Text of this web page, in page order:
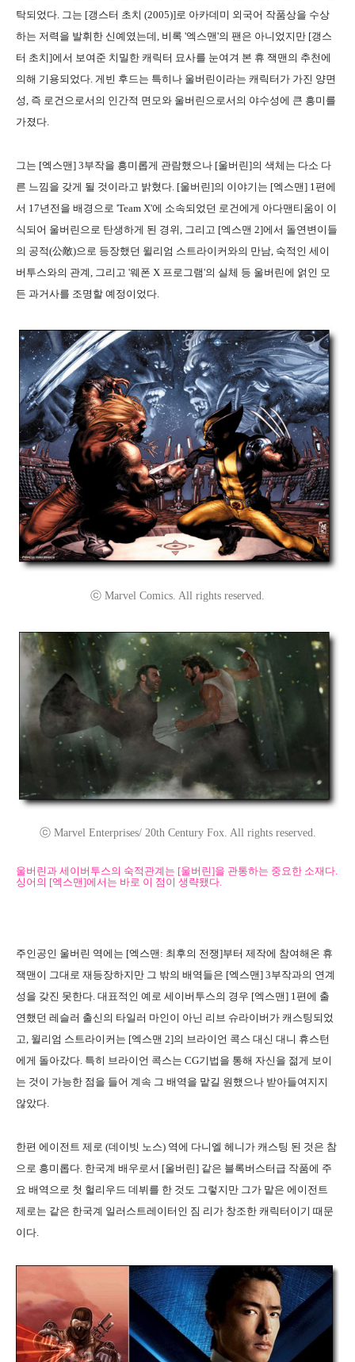
탁되었다. 그는 [갱스터 초치 (2005)]로 아카데미 외국어 작품상을 수상
하는 저력을 발휘한 신예였는데, 비록 '엑스맨'의 팬은 아니었지만 [갱스
터 초치]에서 보여준 치밀한 캐릭터 묘사를 눈여겨 본 휴 잭맨의 추천에
의해 기용되었다. 게빈 후드는 특히나 울버린이라는 캐릭터가 가진 양면
성, 즉 로건으로서의 인간적 면모와 울버린으로서의 야수성에 큰 흥미를
가졌다.
그는 [엑스맨] 3부작을 흥미롭게 관람했으나 [울버린]의 색체는 다소 다
른 느낌을 갖게 될 것이라고 밝혔다. [울버린]의 이야기는 [엑스맨] 1편에
서 17년전을 배경으로 'Team X'에 소속되었던 로건에게 아다맨티움이 이
식되어 울버린으로 탄생하게 된 경위, 그리고 [엑스맨 2]에서 돌연변이들
의 공적(公敵)으로 등장했던 윌리엄 스트라이커와의 만남, 숙적인 세이
버투스와의 관계, 그리고 '웨폰 X 프로그램'의 실체 등 울버린에 얽인 모
든 과거사를 조명할 예정이었다.
ⓒ Marvel Comics. All rights reserved.
ⓒ Marvel Enterprises/ 20th Century Fox. All rights reserved.
울버린과 세이버투스의 숙적관계는 [울버린]을 관통하는 중요한 소재다.
싱어의 [엑스맨]에서는 바로 이 점이 생략됐다.
주인공인 울버린 역에는 [엑스맨: 최후의 전쟁]부터 제작에 참여해온 휴
잭맨이 그대로 재등장하지만 그 밖의 배역들은 [엑스맨] 3부작과의 연계
성을 갖진 못한다. 대표적인 예로 세이버투스의 경우 [엑스맨] 1편에 출
연했던 레슬러 출신의 타일러 마인이 아닌 리브 슈라이버가 캐스팅되었
고, 윌리엄 스트라이커는 [엑스맨 2]의 브라이언 콕스 대신 대니 휴스턴
에게 돌아갔다. 특히 브라이언 콕스는 CG기법을 통해 자신을 젊게 보이
는 것이 가능한 점을 들어 계속 그 배역을 맡길 원했으나 받아들여지지
않았다.
한편 에이전트 제로 (데이빗 노스) 역에 다니엘 헤니가 캐스팅 된 것은 참
으로 흥미롭다. 한국계 배우로서 [울버린] 같은 블록버스터급 작품에 주
요 배역으로 첫 헐리우드 데뷔를 한 것도 그렇지만 그가 맡은 에이전트
제로는 같은 한국계 일러스트레이터인 짐 리가 창조한 캐릭터이기 때문
이다.